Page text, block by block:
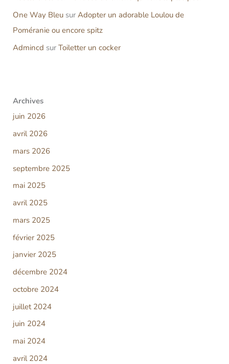
One Way Bleusur Adopter un adorable Loulou de
Poméranie ou encore spitz
Admincd sur Toiletter un cocker
Archives
juin 2026
avril 2026
mars 2026
septembre 2025
mai 2025
avril 2025
mars 2025
février 2025
janvier 2025
décembre 2024
octobre 2024
juillet 2024
juin 2024
mai 2024
avril 2024